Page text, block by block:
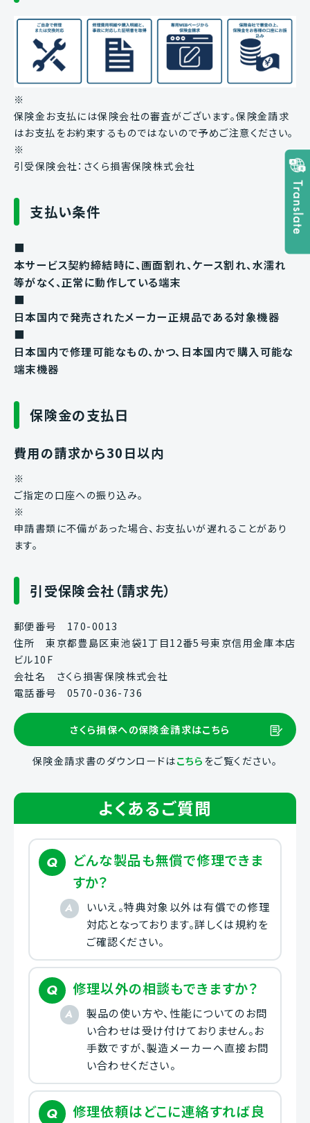
※
保険金お支払には保険会社の審査がございます。保険金請求
はお支払をお約束するものではないので予めご注意ください。
※
引受保険会社：さくら損害保険株式会社
支払い条件
■
本サービス契約締結時に、画面割れ、ケース割れ、水濡れ
等がなく、正常に動作している端末
■
日本国内で発売されたメーカー正規品である対象機器
■
日本国内で修理可能なもの、かつ、日本国内で購入可能な
端末機器
保険金の支払日
費用の請求から30日以内
※
ご指定の口座への振り込み。
※
申請書類に不備があった場合、お支払いが遅れることがあり
ます。
引受保険会社（請求先）
郵便番号 170-0013
住所 東京都豊島区東池袋1丁目12番5号東京信用金庫本店
ビル10F
会社名 さくら損害保険株式会社
電話番号 0570-036-736
さくら損保への保険金請求はこちら
保険金請求書のダウンロードはこちら をご覧ください。
よくあるご質問
どんな製品も無償で修理できま
すか？
いいえ。特典対象以外は有償での修理
対応となっております。詳しくは規約を
ご確認ください。
修理以外の相談もできますか？
製品の使い方や、性能についてのお問
い合わせは受け付けておりません。お
手数ですが、製造メーカーへ直接お問
い合わせください。
修理依頼はどこに連絡すれば良